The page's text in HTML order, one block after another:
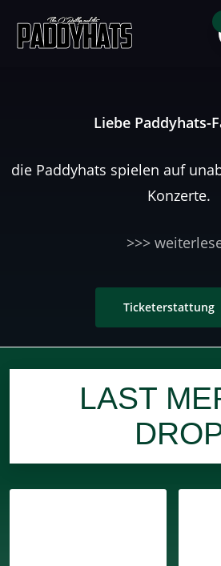
Liebe Paddyhats-
die Paddyhats spielen auf
Konzerte.
>>>
Ticketerstattung
LAST